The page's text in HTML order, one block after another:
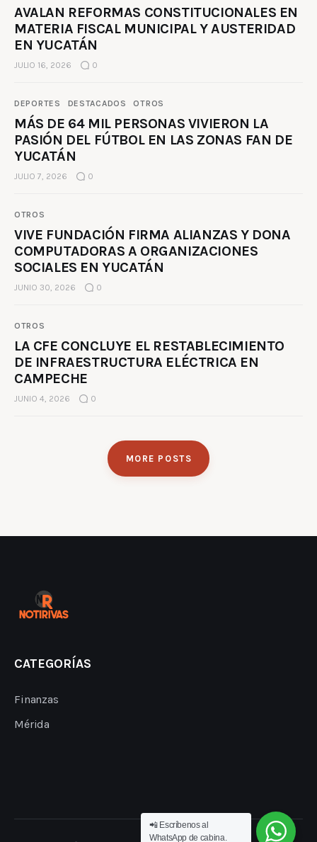
AVALAN REFORMAS CONSTITUCIONALES EN
MATERIA FISCAL MUNICIPAL Y AUSTERIDAD
EN YUCATÁN
JULIO 16, 2026 0
DEPORTES DESTACADOS OTROS
MÁS DE 64 MIL PERSONAS VIVIERON LA
PASIÓN DEL FÚTBOL EN LAS ZONAS FAN DE
YUCATÁN
JULIO 7, 2026 0
OTROS
VIVE FUNDACIÓN FIRMA ALIANZAS Y DONA
COMPUTADORAS A ORGANIZACIONES
SOCIALES EN YUCATÁN
JUNIO 30, 2026 0
OTROS
LA CFE CONCLUYE EL RESTABLECIMIENTO
DE INFRAESTRUCTURA ELÉCTRICA EN
CAMPECHE
JUNIO 4, 2026 0
MORE POSTS
CATEGORÍAS
Finanzas
Mérida
📲 Escríbenos al
WhatsApp de cabina.